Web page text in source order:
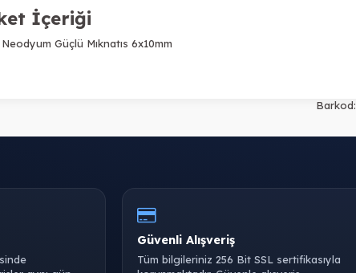
İçeriği
Neodyum Güçlü Mıknatıs 6x10mm
Barkod:
Güvenli Alışveriş
Tüm bilgileriniz 256 Bit SSL sertifikasıyla